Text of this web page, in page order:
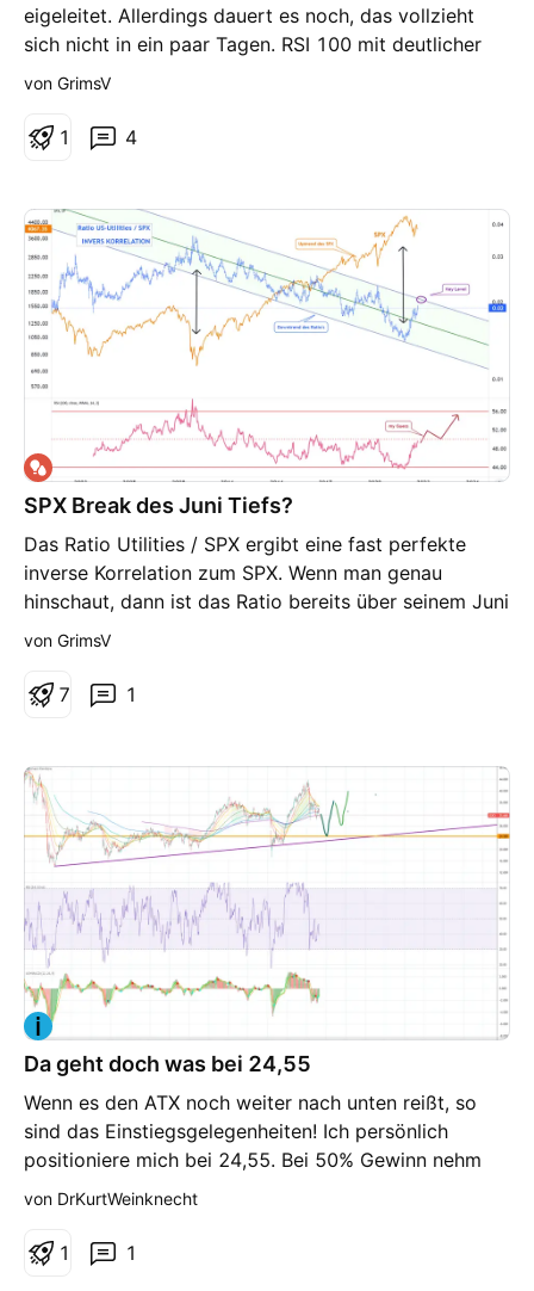
eigeleitet. Allerdings dauert es noch, das vollzieht
sich nicht in ein paar Tagen. RSI 100 mit deutlicher
Divergenz.
von GrimsV
4
1
SPX Break des Juni Tiefs?
Das Ratio Utilities / SPX ergibt eine fast perfekte
inverse Korrelation zum SPX. Wenn man genau
hinschaut, dann ist das Ratio bereits über seinem Juni
High , während der SPX das Juni Low noch nicht
Kanal weiterbestehen wird. Für mich ist der RSI 100
von GrimsV
1
7
Da geht doch was bei 24,55
Wenn es den ATX noch weiter nach unten reißt, so
sind das Einstiegsgelegenheiten! Ich persönlich
positioniere mich bei 24,55. Bei 50% Gewinn nehm
ich dann ein paar ATX rauß !
von DrKurtWeinknecht
1
1